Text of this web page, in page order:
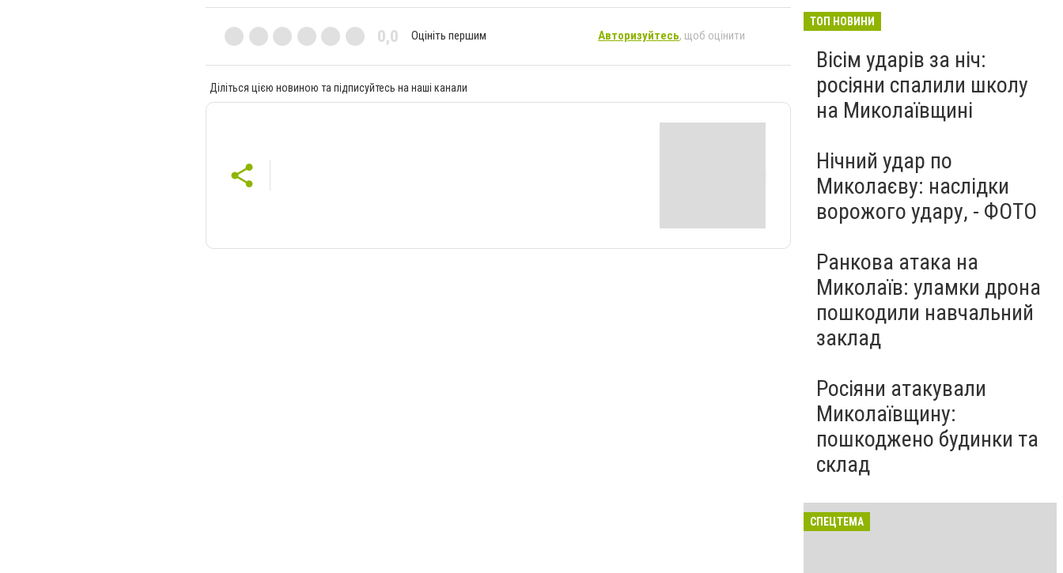
0,0 Оцініть першим Авторизуйтесь, щоб оцінити
Діліться цією новиною та підписуйтесь на наші канали
Миколаєві 2026: шукаємо
перезавантаження
ПАРТНЕРСЬКИЙ СПЕЦПРОЄКТ
Вчора
ТОП НОВИНИ
Вісім ударів за ніч:
росіяни спалили школу
на Миколаївщині
Нічний удар по
Миколаєву: наслідки
ворожого удару, - ФОТО
Ранкова атака на
Миколаїв: уламки дрона
пошкодили навчальний
заклад
Росіяни атакували
Миколаївщину:
пошкоджено будинки та
склад
СПЕЦТЕМА